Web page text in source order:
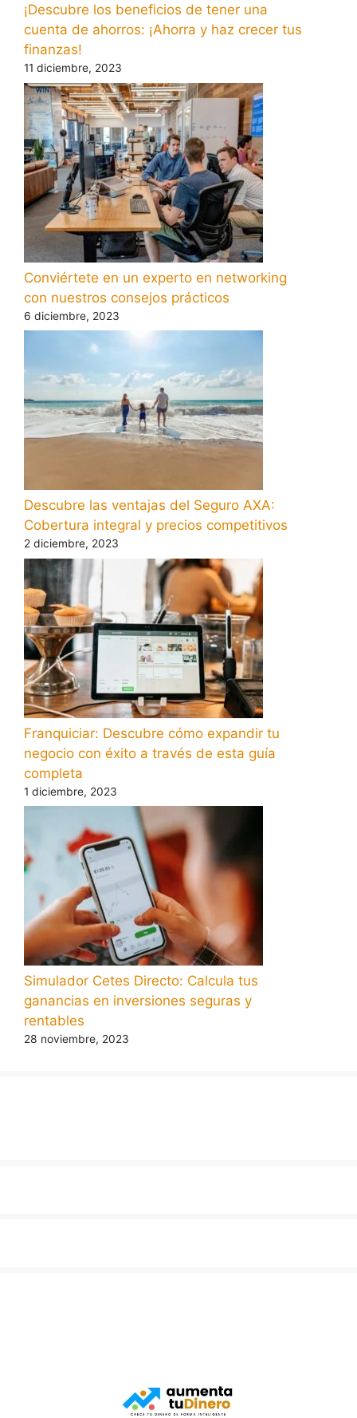
¡Descubre los beneficios de tener una
cuenta de ahorros: ¡Ahorra y haz crecer tus
finanzas!
11 diciembre, 2023
Conviértete en un experto en networking
con nuestros consejos prácticos
6 diciembre, 2023
Descubre las ventajas del Seguro AXA:
Cobertura integral y precios competitivos
2 diciembre, 2023
Franquiciar: Descubre cómo expandir tu
negocio con éxito a través de esta guía
completa
1 diciembre, 2023
Simulador Cetes Directo: Calcula tus
ganancias en inversiones seguras y
rentables
28 noviembre, 2023